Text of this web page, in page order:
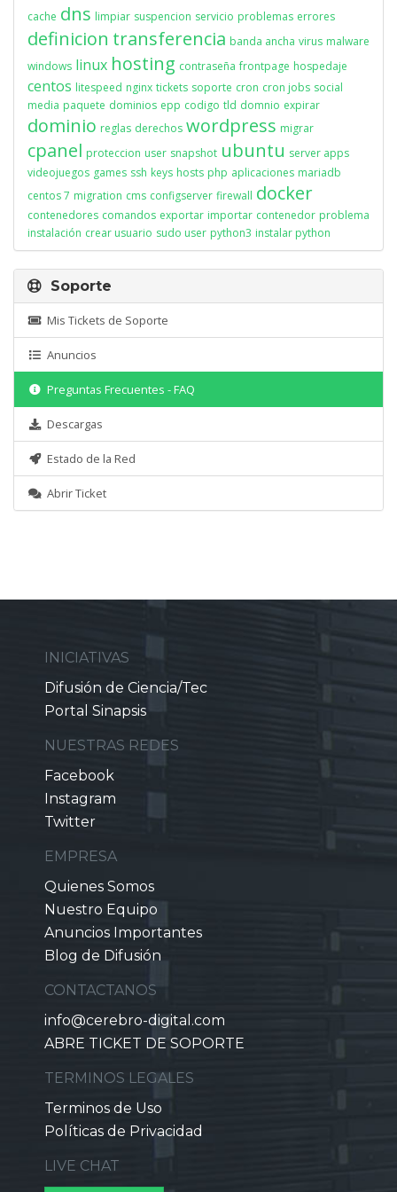
cache dns limpiar suspencion servicio problemas errores
definicion transferencia banda ancha virus malware
windows linux hosting contraseña frontpage hospedaje
centos litespeed nginx tickets soporte cron cron jobs social
media paquete dominios epp codigo tld domnio expirar
dominio reglas derechos wordpress migrar
cpanel proteccion user snapshot ubuntu server apps
videojuegos games ssh keys hosts php aplicaciones mariadb
centos 7 migration cms configserver firewall docker
contenedores comandos exportar importar contenedor problema
instalación crear usuario sudo user python3 instalar python
Soporte
Mis Tickets de Soporte
Anuncios
Preguntas Frecuentes - FAQ
Descargas
Estado de la Red
Abrir Ticket
INICIATIVAS
Difusión de Ciencia/Tec
Portal Sinapsis
NUESTRAS REDES
Facebook
Instagram
Twitter
EMPRESA
Quienes Somos
Nuestro Equipo
Anuncios Importantes
Blog de Difusión
CONTACTANOS
info@cerebro-digital.com
ABRE TICKET DE SOPORTE
TERMINOS LEGALES
Terminos de Uso
Políticas de Privacidad
LIVE CHAT